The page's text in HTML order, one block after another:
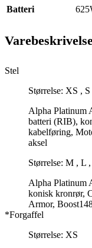
Batteri
Stel
Størrelse: XS , S
Alpha Platinum
batteri (RIB),
kabelføring,
aksel
Størrelse: M , L
Alpha Platinum
konisk kronrør,
Armor,
*Forgaffel
Størrelse: XS